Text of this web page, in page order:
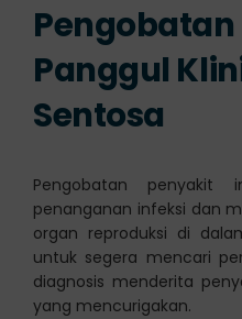
Pengobatan
Panggul
Sentosa
Pengobatan penyakit
penanganan infeksi dan
organ reproduksi di
untuk segera mencari
diagnosis menderita
yang mencurigakan.